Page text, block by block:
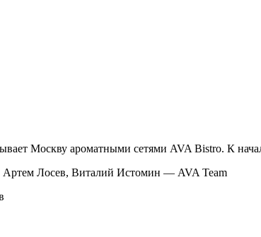
Москву ароматными сетями AVA Bistro. К
Лосев, Виталий Истомин — AVA Team